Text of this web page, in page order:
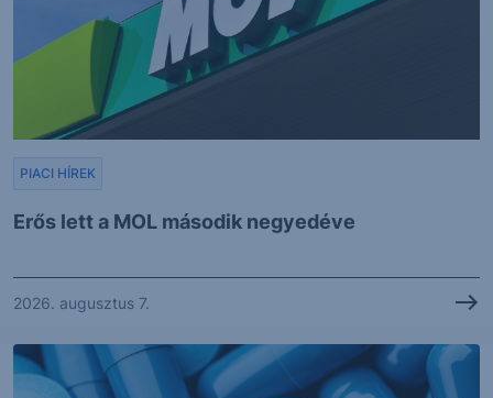
Erős lett a MOL második negyedéve
PIACI HÍREK
2026. augusztus 7.